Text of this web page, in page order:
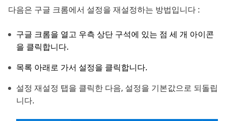
다음은 구글 크롬에서 설정을 재설정하는 방법입니다 :
구글 크롬을 열고 우측 상단 구석에 있는 점 세 개 아이콘
을 클릭합니다.
목록 아래로 가서 설정을 클릭합니다.
설정 재설정 탭을 클릭한 다음, 설정을 기본값으로 되돌립
니다.